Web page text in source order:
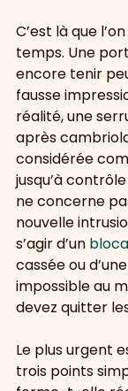
C’est là que
temps. Une
encore tenir
fausse
réalité, une
après
considérée
jusqu’à
ne concerne
nouvelle
s’agir d’un
cassée ou
impossible au
devez quitter
Le plus urgent
trois points